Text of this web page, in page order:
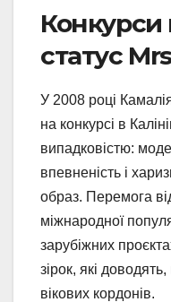
Конкурси
статус
У 2008 році
на конкурсі в
випадковістю:
впевненість і
образ. Перемога
міжнародної
зарубіжних
зірок, які
вікових кордонів.